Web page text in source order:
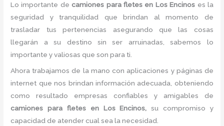
Lo importante de camiones para fletes en Los Encinos es la
seguridad y tranquilidad que brindan al momento de
trasladar tus pertenencias asegurando que las cosas
llegarán a su destino sin ser arruinadas, sabemos lo
importante y valiosas que son para ti.
Ahora trabajamos de la mano con aplicaciones y páginas de
internet que nos brindan información adecuada, obteniendo
como resultado empresas confiables y amigables de
camiones para fletesen Los Encinos,su compromiso y
capacidad de atender cual sea la necesidad.